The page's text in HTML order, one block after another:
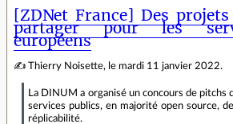
[ZDNet France] Des
partager pour les
européens
✍ Thierry Noisette, le mardi 11 janvier 2022.
La DINUM a organisé un concours de
services publics, en majorité open source,
réplicabilité.